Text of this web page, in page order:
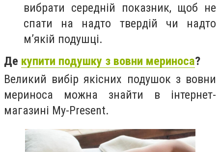
вибрати середній показник, щоб не
спати на надто твердій чи надто
м’якій подушці.
Де купити подушку з вовни мериноса?
Великий вибір якісних подушок з вовни
мериноса можна знайти в інтернет-
магазині My-Present.